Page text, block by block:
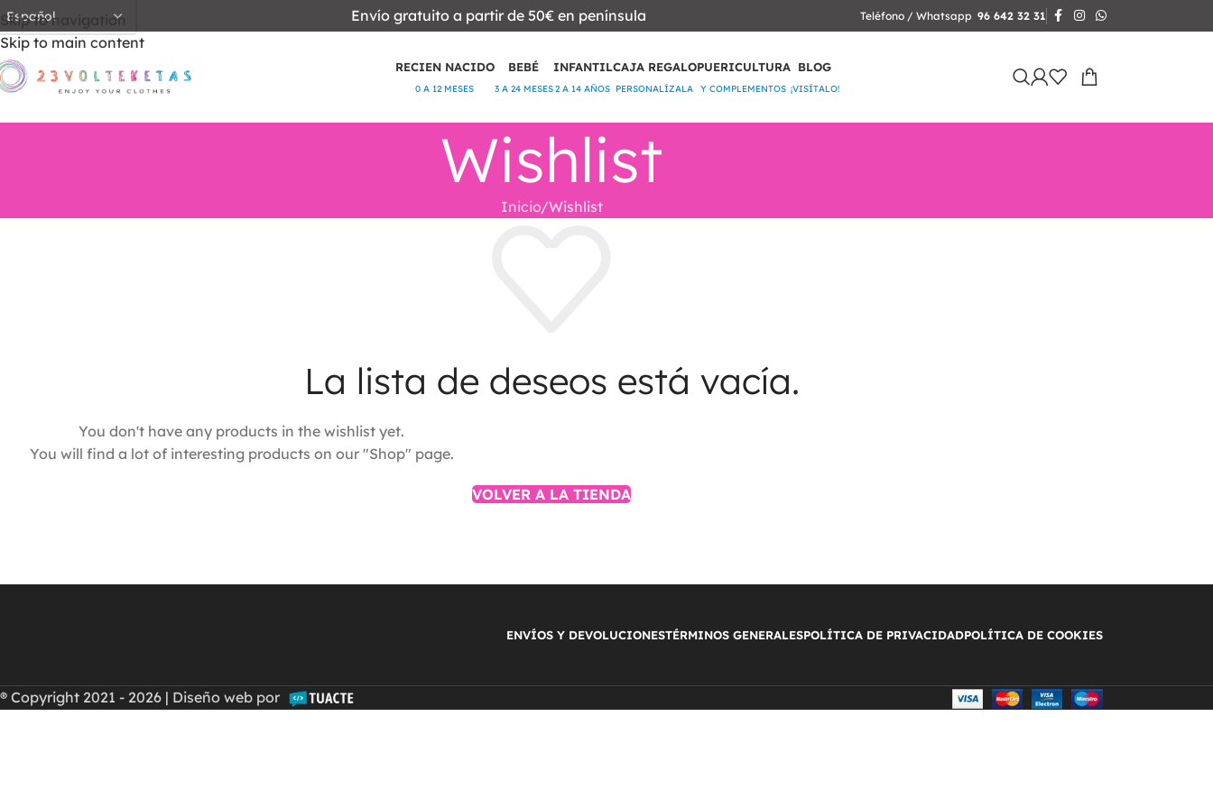
Skip to navigation
Skip to main content
Envío gratuito a partir de 50€ en península Teléfono / Whatsapp 96 642 32 31
RECIEN NACIDO
0 A 12 MESES
BEBÉ
3 A 24 MESES
INFANTIL
2 A 14 AÑOS
CAJA REGALO
PERSONALÍZALA
PUERICULTURA
Y COMPLEMENTOS
BLOG
¡VISÍTALO!
Wishlist
Inicio Wishlist
La lista de deseos está vacía.
You don't have any products in the wishlist yet.
You will find a lot of interesting products on our "Shop" page.
VOLVER A LA TIENDA
ENVÍOS Y DEVOLUCIONESTÉRMINOS GENERALESPOLÍTICA DE PRIVACIDADPOLÍTICA DE COOKIES
® Copyright 2021 - 2026 | Diseño web por